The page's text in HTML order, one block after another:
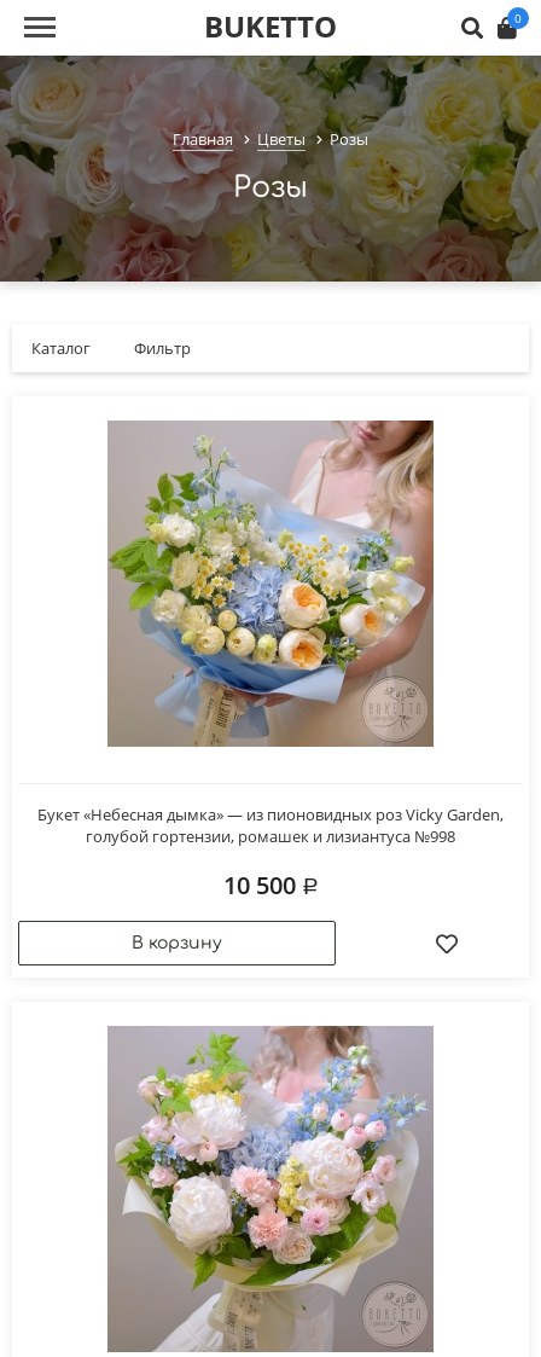
BUKETTO 0
Главная Цветы Розы
Розы
Каталог Фильтр
Букет «Небесная дымка» — из пионовидных роз Vicky Garden,
голубой гортензии, ромашек и лизиантуса №998
10 500